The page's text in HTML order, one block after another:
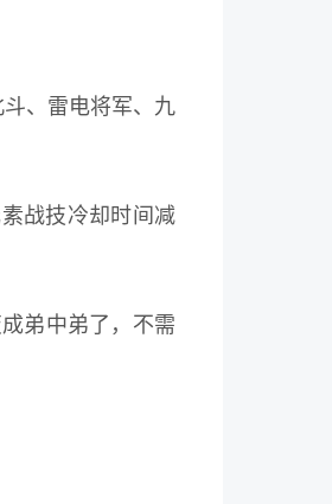
、雷电将军、九
战技冷却时间减
弟中弟了，不需